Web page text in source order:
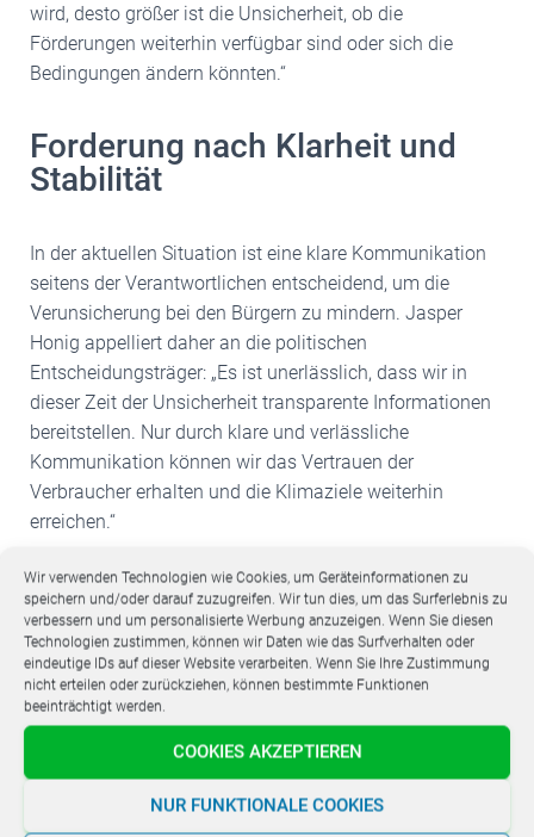
Wir verwenden Technologien wie Cookies, um Geräteinformationen zu
speichern und/oder darauf zuzugreifen. Wir tun dies, um das Surferlebnis zu
verbessern und um personalisierte Werbung anzuzeigen. Wenn Sie diesen
Technologien zustimmen, können wir Daten wie das Surfverhalten oder
eindeutige IDs auf dieser Website verarbeiten. Wenn Sie Ihre Zustimmung
nicht erteilen oder zurückziehen, können bestimmte Funktionen
beeinträchtigt werden.
COOKIES AKZEPTIEREN
NUR FUNKTIONALE COOKIES
wird, desto größer ist die Unsicherheit, ob die
Förderungen weiterhin verfügbar sind oder sich die
Bedingungen ändern könnten.“
Forderung nach Klarheit und
Stabilität
In der aktuellen Situation ist eine klare Kommunikation
seitens der Verantwortlichen entscheidend, um die
Verunsicherung bei den Bürgern zu mindern. Jasper
Honig appelliert daher an die politischen
Entscheidungsträger: „Es ist unerlässlich, dass wir in
dieser Zeit der Unsicherheit transparente Informationen
bereitstellen. Nur durch klare und verlässliche
Kommunikation können wir das Vertrauen der
Verbraucher erhalten und die Klimaziele weiterhin
erreichen.“
Perspektiven für 2025 und
darüber hinaus
Während die kurzfristige Zukunft der
Förderung 2025vorwiegend durch den Erhalt der
aktuellen Förderbedingungen bis Ende 2024